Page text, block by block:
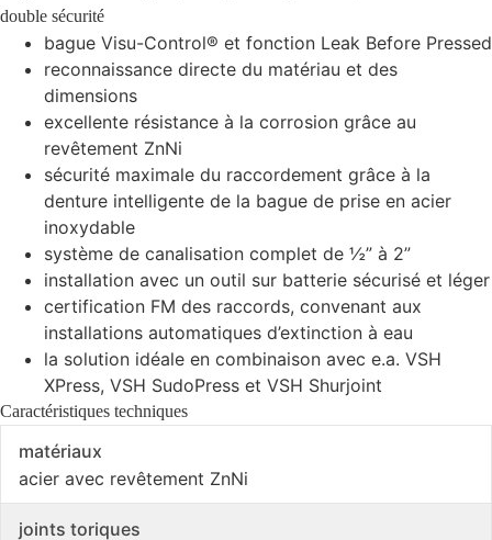
double sécurité
bague Visu-Control® et fonction Leak Before Pressed
reconnaissance directe du matériau et des
dimensions
excellente résistance à la corrosion grâce au
revêtement ZnNi
sécurité maximale du raccordement grâce à la
denture intelligente de la bague de prise en acier
inoxydable
système de canalisation complet de ½” à 2”
installation avec un outil sur batterie sécurisé et léger
certification FM des raccords, convenant aux
installations automatiques d’extinction à eau
la solution idéale en combinaison avec e.a. VSH
XPress, VSH SudoPress et VSH Shurjoint
Caractéristiques techniques
matériaux
acier avec revêtement ZnNi
joints toriques